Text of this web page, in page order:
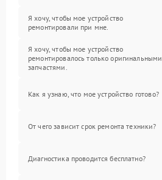
Я хочу, чтобы мое устройство
ремонтировали при мне.
Я хочу, чтобы мое устройство
ремонтировалось только оригинальными
запчастями.
Как я узнаю, что мое устройство готово?
От чего зависит срок ремонта техники?
Диагностика проводится бесплатно?